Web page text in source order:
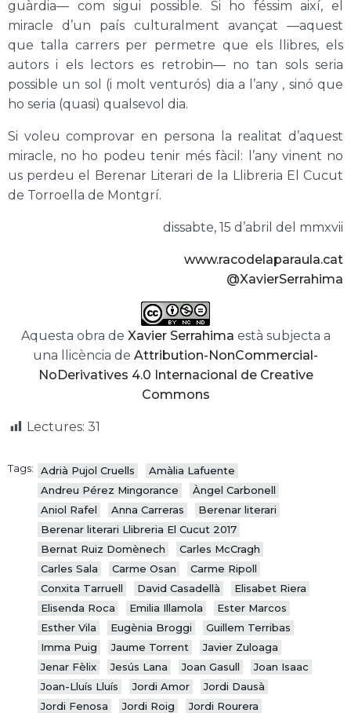
guàrdia— com sigui possible. Si ho féssim així, el
miracle d’un país culturalment avançat —aquest
que talla carrers per permetre que els llibres, els
autors i els lectors es retrobin— no tan sols seria
possible un sol (i molt venturós) dia a l’any , sinó que
ho seria (quasi) qualsevol dia.
Si voleu comprovar en persona la realitat d’aquest
miracle, no ho podeu tenir més fàcil: l’any vinent no
us perdeu el Berenar Literari de la Llibreria El Cucut
de Torroella de Montgrí.
dissabte, 15 d’abril del mmxvii
www.racodelaparaula.cat
@XavierSerrahima
Aquesta obra de Xavier Serrahima està subjecta a
una llicència de Attribution-NonCommercial-
NoDerivatives 4.0 Internacional de Creative
Commons
Lectures: 31
Tags: Adrià Pujol Cruells
Amàlia Lafuente
Andreu Pérez Mingorance
Àngel Carbonell
Aniol Rafel
Anna Carreras
Berenar literari
Berenar literari Llibreria El Cucut 2017
Bernat Ruiz Domènech
Carles McCragh
Carles Sala
Carme Osan
Carme Ripoll
Conxita Tarruell
David Casadellà
Elisabet Riera
Elisenda Roca
Emilia Illamola
Ester Marcos
Esther Vila
Eugènia Broggi
Guillem Terribas
Imma Puig
Jaume Torrent
Javier Zuloaga
Jenar Fèlix
Jesús Lana Joan Gasull
Joan Isaac
Joan-Lluís Lluís
Jordi Amor
Jordi Dausà
Jordi Fenosa
Jordi Roig
Jordi Rourera